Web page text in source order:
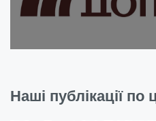
Наші публікації по